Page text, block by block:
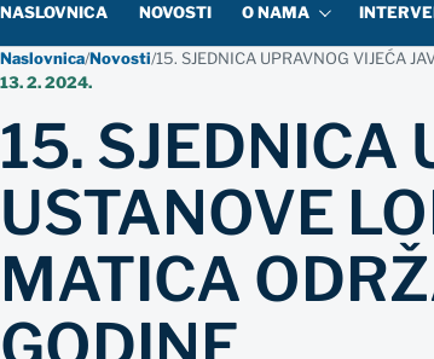
NASLOVNICA NOVOSTI O NAMA
Naslovnica/Novosti/15. SJEDNICA UPRAVNOG VIJEĆA
13. 2. 2024.
15. SJEDNICA
USTANOVE
MATICA